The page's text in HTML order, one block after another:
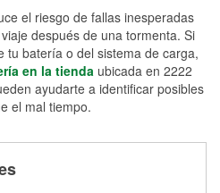
el riesgo de fallas inesperadas
después de una tormenta. Si
tu batería o del sistema de carga,
en la tienda ubicada en 2222
ayudarte a identificar posibles
el mal tiempo.